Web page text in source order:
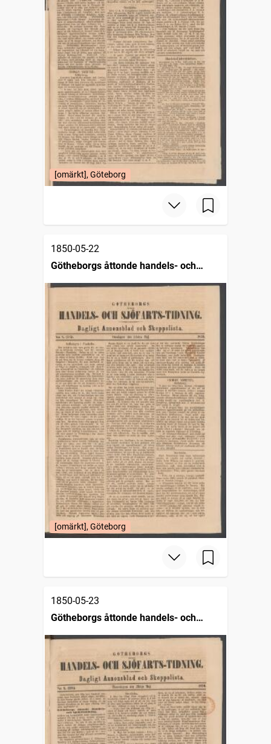
[omärkt], Göteborg
1850-05-22
Götheborgs åttonde handels- och
sjöfartstidning, dagligt annonsblad och
[omärkt], Göteborg
1850-05-23
Götheborgs åttonde handels- och
sjöfartstidning, dagligt annonsblad och